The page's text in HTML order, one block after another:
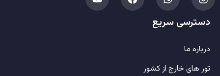
دسترسی سریع
درباره ما
تور های خارج از کشور